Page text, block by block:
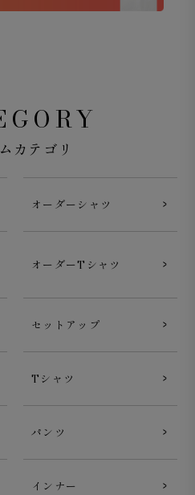
カテゴリ
オーダーシャツ
オーダーTシャツ
セットアップ
Tシャツ
パンツ
インナー